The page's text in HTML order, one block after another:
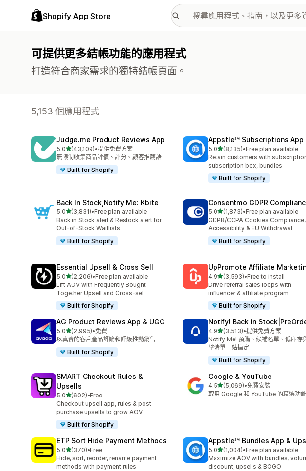
Shopify App Store
可提供更多結帳功能的應用程式
打造符合商家需求的獨特結帳頁面。
5,153 個應用程式
Judge.me Product Reviews App
5.0滿分 5 顆星
(43,109)
共有 43109 則評價
•提供免費方案
無限制收集商品評價、評分、顧客推薦語
Built for Shopify
Appstle℠ Subscriptions App
5.0滿分 5 顆星
(8,135)
共有 8135 則評價
•Free plan available
Retain customers with
subscription box, bundles
Built for Shopify
Back In Stock,Notify Me: Kbite
5.0滿分 5 顆星
(3,831)
共有 3831 則評價
•Free plan available
Back in Stock alert & Restock alert for
Out-of-Stock Waitlists
Built for Shopify
Consentmo GDPR
5.0滿分 5 顆星
(1,873)
共有 1873 則評價
•Free plan available
GDPR/CCPA Cookies
Accessibility & EU Withdrawal
Built for Shopify
Essential Upsell & Cross Sell
5.0滿分 5 顆星
(2,206)
共有 2206 則評價
•Free plan available
Lift AOV with Frequently Bought
Together Upsell and Cross-sell
Built for Shopify
UpPromote Affiliate
4.9滿分 5 顆星
(3,593)
共有 3593 則評價
•Free to install
Drive referral sales loops with
influencer & affiliate program
Built for Shopify
AG Product Reviews App & UGC
5.0滿分 5 顆星
(2,995)
共有 2995 則評價
•免費
以真實的客戶產品評論和評級推動銷售
Built for Shopify
Notify! Back in
4.9滿分 5 顆星
(3,513)
共有 3513 則評價
•提供免費方案
Notify Me! 預購、候補名單、低庫存
望清單一站搞定
Built for Shopify
SMART Checkout Rules &
Upsells
5.0滿分 5 顆星
(602)
共有 602 則評價
•Free
Checkout upsell app, rules & post
purchase upsells to grow AOV
Built for Shopify
Google & YouTube
4.5滿分 5 顆星
(5,069)
共有 5069 則評價
•免費安裝
取用 Google 和 YouTube 的精選功能
ETP Sort Hide Payment Methods
5.0滿分 5 顆星
(370)
共有 370 則評價
•Free
Hide, sort, reorder, rename payment
methods with payment rules
Appstle℠ Bundles App &
5.0滿分 5 顆星
(1,004)
共有 1004 則評價
•Free plan available
Maximize AOV with bundles,
discount, upsells & BOGO